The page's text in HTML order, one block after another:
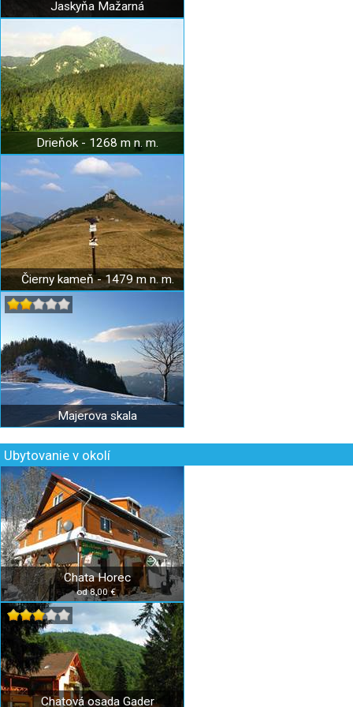
Jaskyňa Mažarná
Drieňok - 1268 m n. m.
Čierny kameň - 1479 m n. m.
Majerova skala
Ubytovanie v okolí
Chata Horec
od 8,00 €
Chatová osada Gader